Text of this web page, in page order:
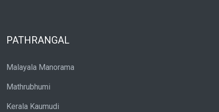
PATHRANGAL
Malayala Manorama
Mathrubhumi
Kerala Kaumudi